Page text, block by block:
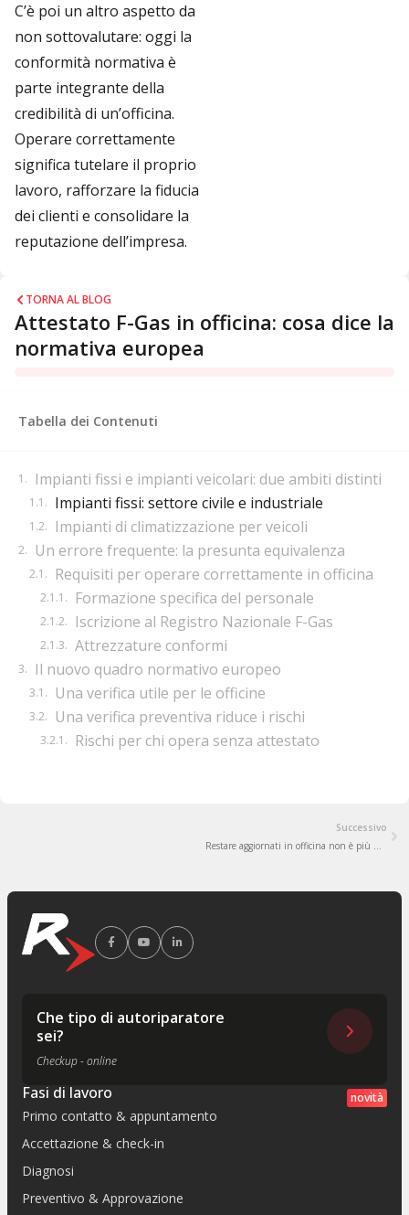
TORNA AL BLOG
Attestato F-Gas in officina: cosa dice la
normativa europea
Tabella dei Contenuti
Impianti fissi e impianti veicolari: due ambiti distinti
Impianti fissi: settore civile e industriale
Impianti di climatizzazione per veicoli
Un errore frequente: la presunta equivalenza
Requisiti per operare correttamente in officina
Formazione specifica del personale
Iscrizione al Registro Nazionale F-Gas
Attrezzature conformi
Il nuovo quadro normativo europeo
Una verifica utile per le officine
Una verifica preventiva riduce i rischi
Rischi per chi opera senza attestato
Successivo
Restare aggiornati in officina non è più una scelta
C’è poi un altro aspetto da
non sottovalutare: oggi la
conformità normativa è
parte integrante della
credibilità di un’officina.
Operare correttamente
significa tutelare il proprio
lavoro, rafforzare la fiducia
dei clienti e consolidare la
reputazione dell’impresa.
Che tipo di autoriparatore
sei?
Checkup - online
novità
Fasi di lavoro
Primo contatto & appuntamento
Accettazione & check-in
Diagnosi
Preventivo & Approvazione